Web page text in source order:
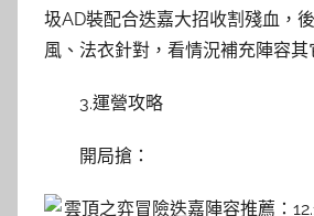
圾AD裝配合迭嘉大招收割殘血，
風、法衣針對，看情況補充陣容其
3.運營攻略
開局搶：